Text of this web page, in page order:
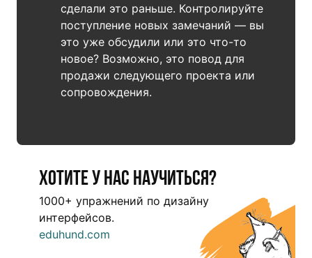
сделали это раньше. Контролируйте
поступление новых замечаний — вы
это уже обсудили или это что-то
новое? Возможно, это повод для
продажи следующего проекта или
сопровождения.
Хотите у нас научиться?
1000+ упражнений по дизайну
интерфейсов.
eduhund.com